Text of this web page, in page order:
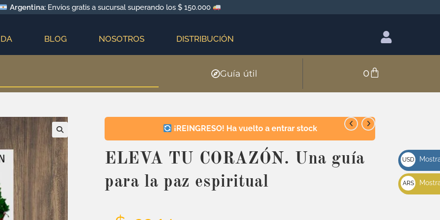
Argentina:Envíos gratis a sucursal superando los $ 150.000
BLOG NOSOTROS DISTRIBUCIÓN
Guía útil 0
¡REINGRESO! Ha vuelto a entrar stock
ELEVA TU CORAZÓN. Una guía
para la paz espiritual
USD
u$s
ARS
$